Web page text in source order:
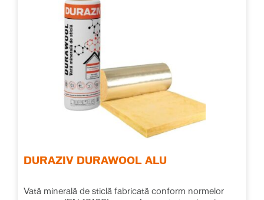
DURAZIV DURAWOOL ALU
Vată minerală de sticlă fabricată conform normelor